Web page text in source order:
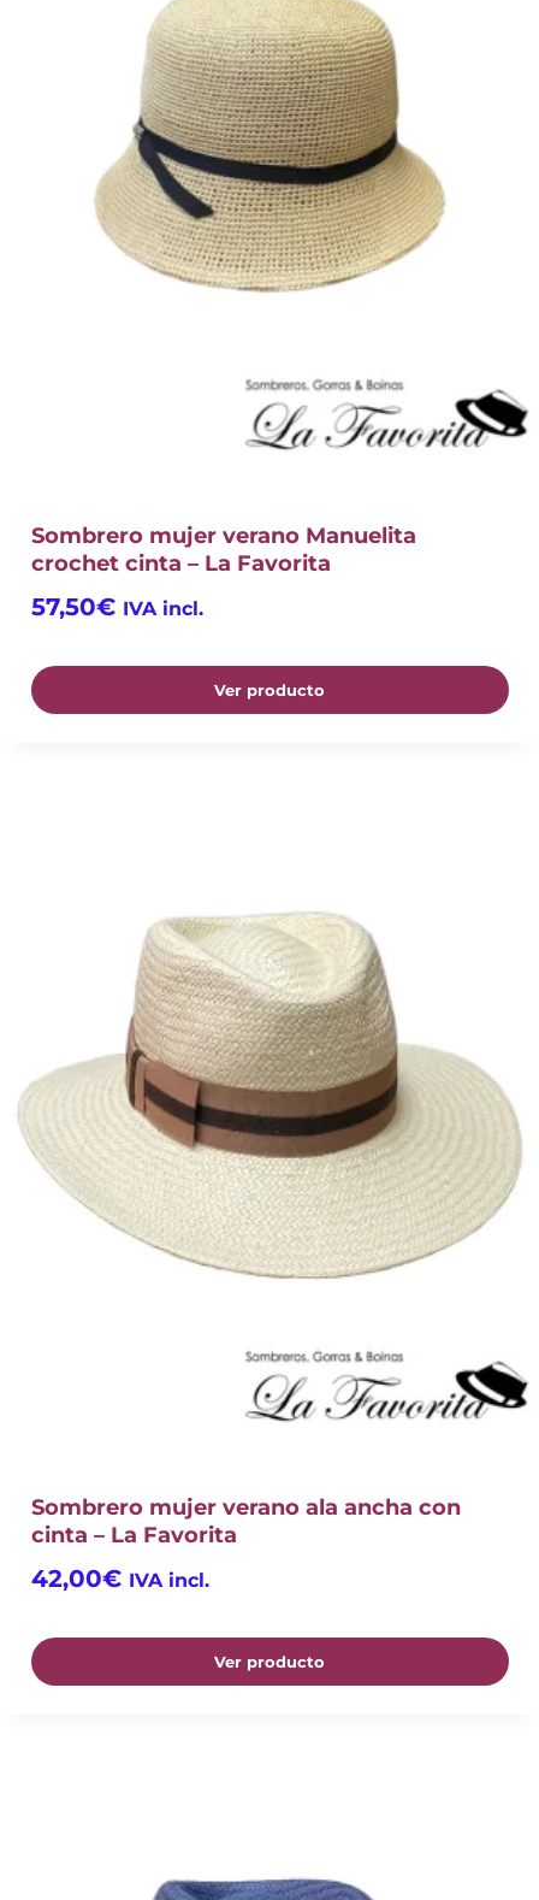
Sombrero mujer verano Manuelita
crochet cinta – La Favorita
57,50€ IVA incl.
Ver producto
Sombrero mujer verano ala ancha con
cinta – La Favorita
42,00€ IVA incl.
Ver producto